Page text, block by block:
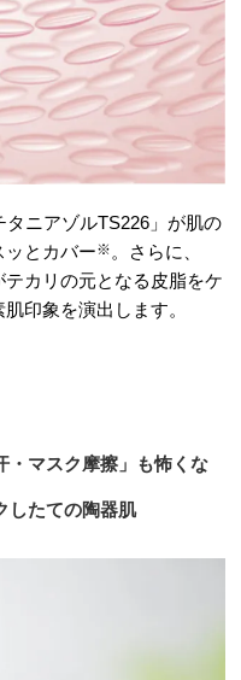
ニアゾルTS226」が肌の
ッとカバー※ 。さらに、
テカリの元となる皮脂をケ
印象を演出します。
・マスク摩擦」も怖くな
したての陶器肌